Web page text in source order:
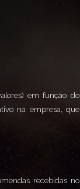
em função do
na empresa, que
recebidas no